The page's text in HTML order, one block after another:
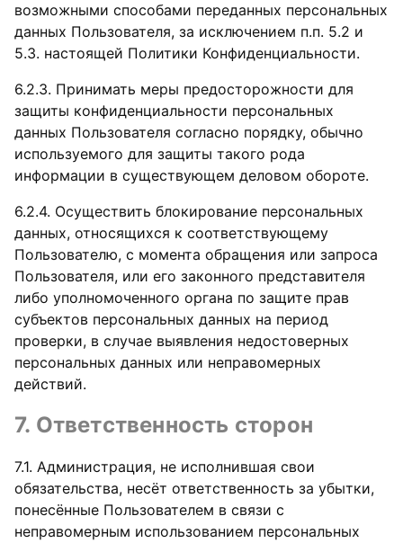
возможными способами переданных персональных
данных Пользователя, за исключением п.п. 5.2 и
5.3. настоящей Политики Конфиденциальности.
6.2.3. Принимать меры предосторожности для
защиты конфиденциальности персональных
данных Пользователя согласно порядку, обычно
используемого для защиты такого рода
информации в существующем деловом обороте.
6.2.4. Осуществить блокирование персональных
данных, относящихся к соответствующему
Пользователю, с момента обращения или запроса
Пользователя, или его законного представителя
либо уполномоченного органа по защите прав
субъектов персональных данных на период
проверки, в случае выявления недостоверных
персональных данных или неправомерных
действий.
7. Ответственность сторон
7.1. Администрация, не исполнившая свои
обязательства, несёт ответственность за убытки,
понесённые Пользователем в связи с
неправомерным использованием персональных